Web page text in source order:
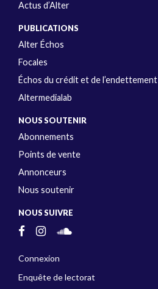
Actus d’Alter
PUBLICATIONS
Alter Échos
Focales
Échos du crédit et de l’endettement
Altermedialab
NOUS SOUTENIR
Abonnements
Points de vente
Annonceurs
Nous soutenir
NOUS SUIVRE
Connexion
Enquête de lectorat